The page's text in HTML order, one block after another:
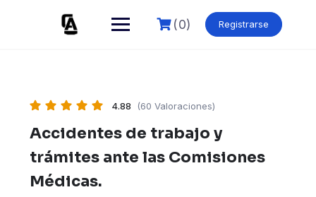
(0) Registrarse
4.88 (60 Valoraciones)
Accidentes de trabajo y
trámites ante las Comisiones
Médicas.